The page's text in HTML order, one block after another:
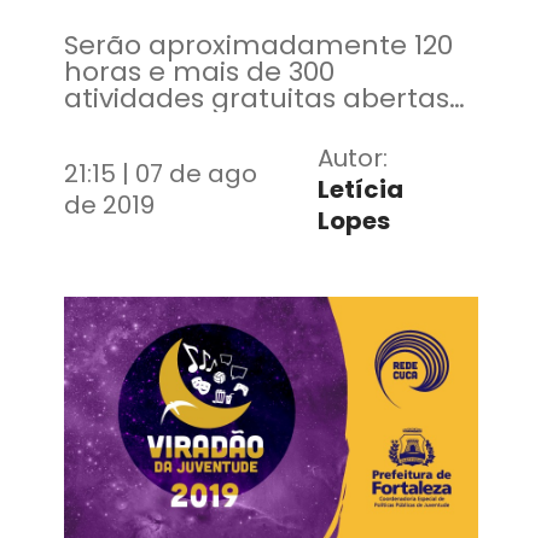
Serão aproximadamente 120
horas e mais de 300
atividades gratuitas abertas
ao público em geral
21:15 | 07 de ago
de 2019
Autor:
Letícia
Lopes